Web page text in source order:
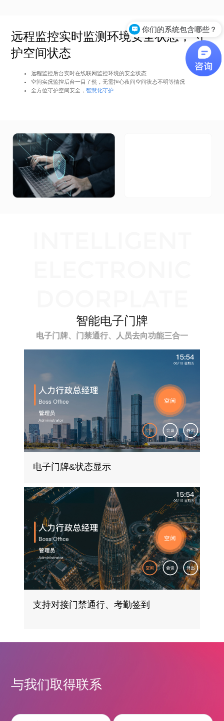
案例
远程监控实时监测环境安全状态， 守
护空间状态
远程监控后台实时在线联网监控环境的安全状态
空间实况监控后台一目了然，无需担心夜间空间状态不明等情况
全方位守护空间安全，智慧化守护
智能电子门牌
电子门牌、门禁通行、人员去向功能三合一
电子门牌&状态显示
支持对接门禁通行、考勤签到
与我们取得联系
你们的系统包含哪些？
你们系统应用在哪些场景？